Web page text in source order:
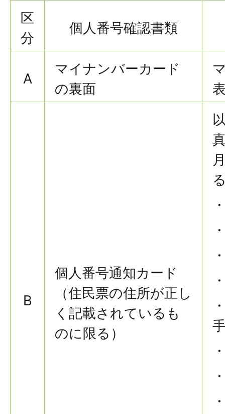
区
分
個人番号確認書類
A
マイナンバーカード
の裏面
B
個人番号通知カード
（住民票の住所が正し
く記載されているも
のに限る）